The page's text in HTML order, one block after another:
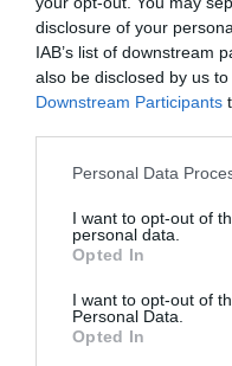
disclosure of your
IAB’s list of downstream
also be disclosed by us
Downstream Participants
Please note that this
not limited to your visit or
grant or deny consent to
use your data for below
consent section.
Personal Data
I want to opt-out of
personal data.
Opted In
I want to opt-out of
Personal Data.
Opted In